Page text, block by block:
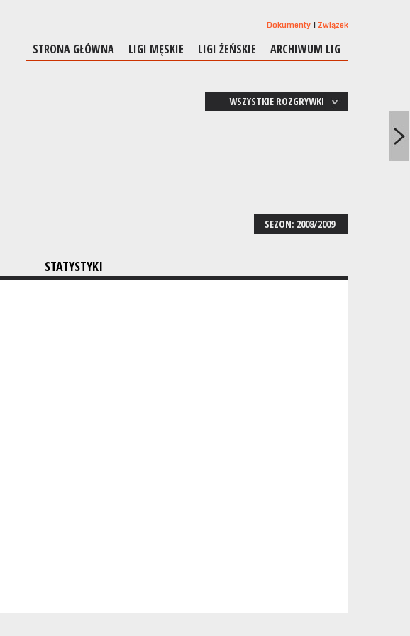
Dokumenty Związek
STRONA GŁÓWNA LIGI MĘSKIE LIGI ŻEŃSKIE ARCHIWUM LIG
WSZYSTKIE ROZGRYWKI
SEZON: 2008/2009
STATYSTYKI